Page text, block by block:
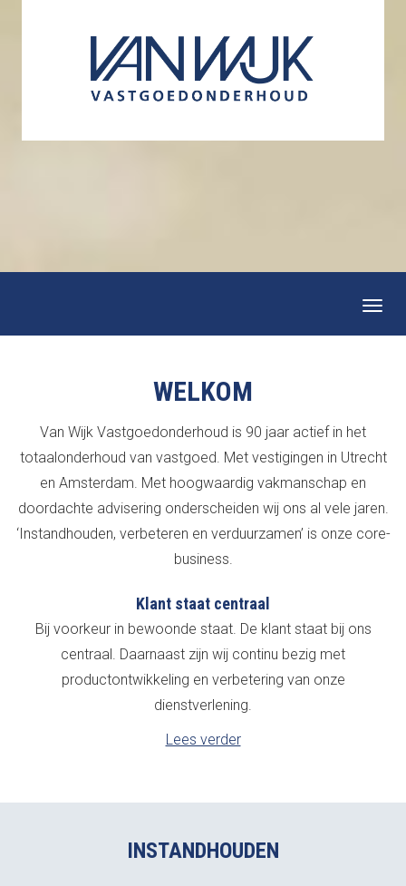
WELKOM
Van Wijk Vastgoedonderhoud is 90 jaar actief in het
totaalonderhoud van vastgoed. Met vestigingen in Utrecht
en Amsterdam. Met hoogwaardig vakmanschap en
doordachte advisering onderscheiden wij ons al vele jaren.
‘Instandhouden, verbeteren en verduurzamen’ is onze core-
business.
Klant staat centraal
Bij voorkeur in bewoonde staat. De klant staat bij ons
centraal. Daarnaast zijn wij continu bezig met
productontwikkeling en verbetering van onze
dienstverlening.
Lees verder
INSTANDHOUDEN